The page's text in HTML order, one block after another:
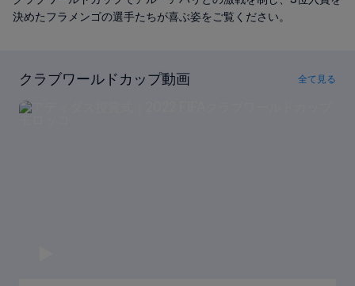
決めたフラメンゴの選手たちが喜ぶ姿をご覧ください。
クラブワールドカップ動画 全て見る